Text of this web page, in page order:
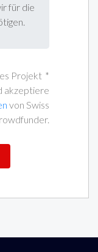
für die
*
Projekt
akzeptiere
von Swiss